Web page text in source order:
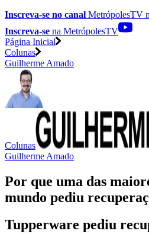
Inscreva-se no canal MetrópolesTV
Inscreva-se na MetrópolesTV
Página Inicial
Colunas
Guilherme Amado
Colunas
Guilherme Amado
Por que uma das
mundo pediu
Tupperware pediu